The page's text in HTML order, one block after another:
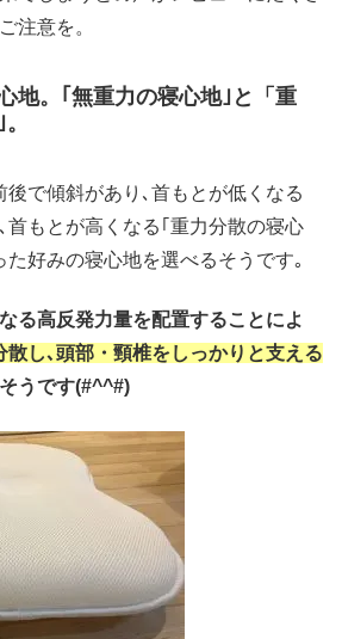
注意を。
地。｢無重力の寝心地｣と「重
後で傾斜があり､首もとが低くなる
首もとが高くなる｢重力分散の寝心
好みの寝心地を選べるそうです｡
る高反発力量を配置することによ
散し､頭部・頸椎をしっかりと支える
うです(#^^#)